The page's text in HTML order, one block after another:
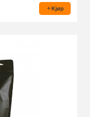
Kjøp